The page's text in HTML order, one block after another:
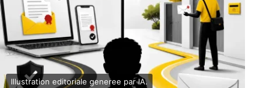
Illustration editoriale generee par IA.